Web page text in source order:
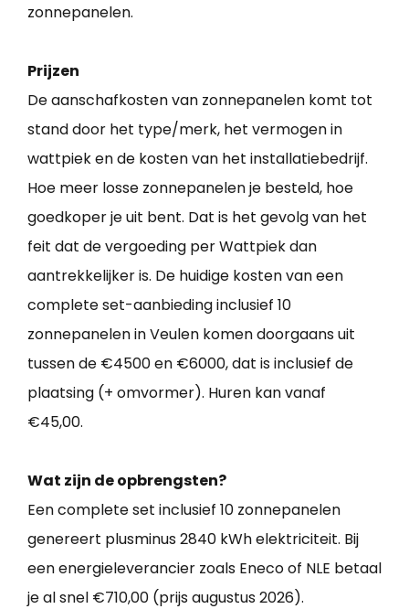
zonnepanelen.
Prijzen
De aanschafkosten van zonnepanelen komt tot
stand door het type/merk, het vermogen in
wattpiek en de kosten van het installatiebedrijf.
Hoe meer losse zonnepanelen je besteld, hoe
goedkoper je uit bent. Dat is het gevolg van het
feit dat de vergoeding per Wattpiek dan
aantrekkelijker is. De huidige kosten van een
complete set-aanbieding inclusief 10
zonnepanelen in Veulen komen doorgaans uit
tussen de €4500 en €6000, dat is inclusief de
plaatsing (+ omvormer). Huren kan vanaf
€45,00.
Wat zijn de opbrengsten?
Een complete set inclusief 10 zonnepanelen
genereert plusminus 2840 kWh elektriciteit. Bij
een energieleverancier zoals Eneco of NLE betaal
je al snel €710,00 (prijs augustus 2026).